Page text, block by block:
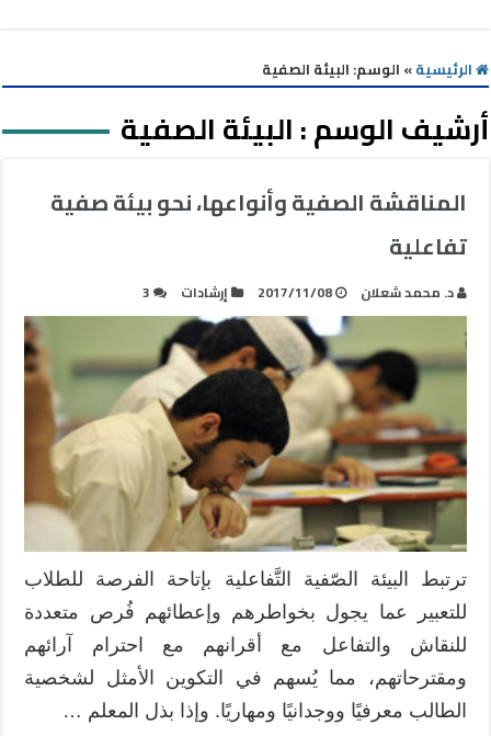
الرئيسية» الوسم: البيئة الصفية
أرشيف الوسم :البيئة الصفية
المناقشة الصفية وأنواعها، نحو بيئة صفية
تفاعلية
د. محمد شعلان 2017/11/08 إرشادات 3
ترتبط البيئة الصّفية التَّفاعلية بإتاحة الفرصة للطلاب
للتعبير عما يجول بخواطرهم وإعطائهم فُرص متعددة
للنقاش والتفاعل مع أقرانهم مع احترام آرائهم
ومقترحاتهم، مما يُسهم في التكوين الأمثل لشخصية
الطالب معرفيًا ووجدانيًا ومهاريًا. وإذا بذل المعلم …